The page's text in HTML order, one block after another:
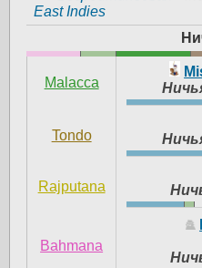
East Indies
Malacca
Tondo
Rajputana
Bahmana